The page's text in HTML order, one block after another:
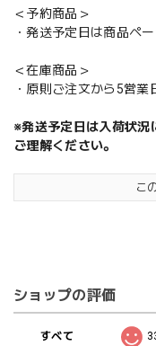
＜予約商品＞
・発送予定日は商品ペ
＜在庫商品＞
・原則ご注文から5営業
※発送予定日は入荷状況
ご理解ください。
こ
ショップの評価
すべて